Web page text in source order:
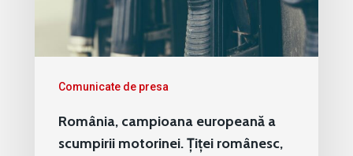
Comunicate de presa
România, campioana europeană a
scumpirii motorinei. Țiței românesc,